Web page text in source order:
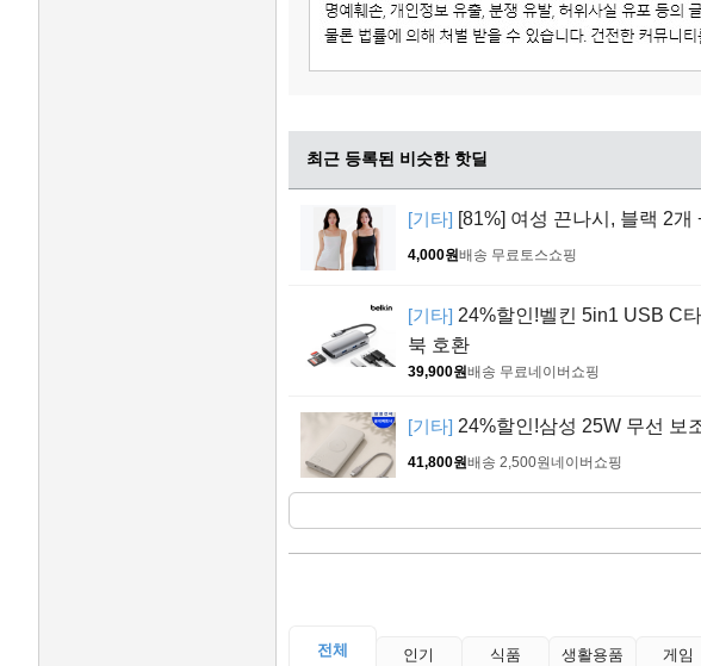
최근 등록된 비슷한 핫딜
[기타] [81%] 여성 끈나시, 블랙 2개
4,000원배송 무료토스쇼핑
[기타] 24%할인!벨킨 5in1 USB C
북 호환
39,900원배송 무료네이버쇼핑
[기타] 24%할인!삼성 25W 무선 보
41,800원배송 2,500원네이버쇼핑
전체 인기 식품 생활용품 게임